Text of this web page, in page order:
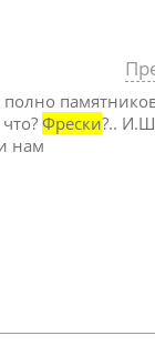
Фрески?..
нам